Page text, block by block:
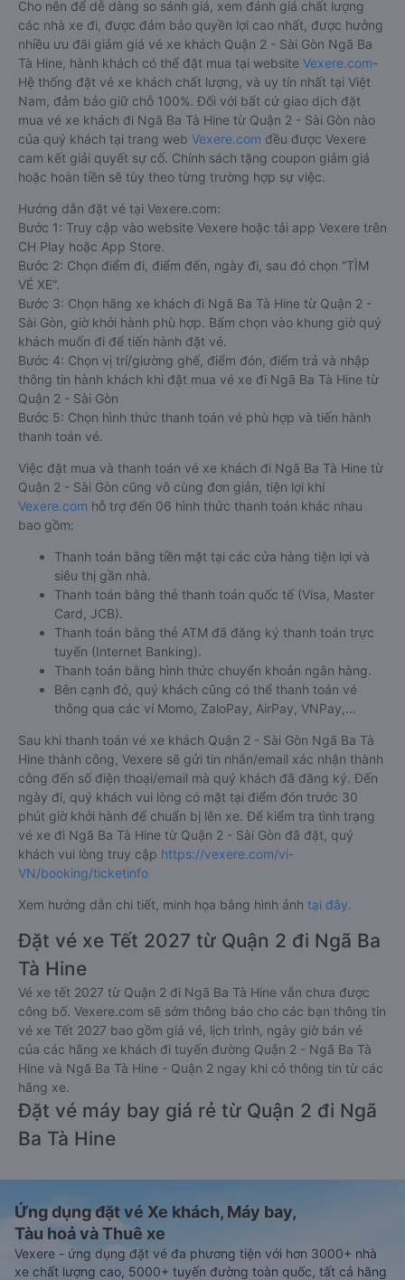
Cho nên để dễ dàng so sánh giá, xem đánh giá chất lượng
các nhà xe đi, được đảm bảo quyền lợi cao nhất, được hưởng
nhiều ưu đãi giảm giá vé xe khách Quận 2 - Sài Gòn Ngã Ba
Tà Hine, hành khách có thể đặt mua tại website Vexere.com-
Hệ thống đặt vé xe khách chất lượng, và uy tín nhất tại Việt
Nam, đảm bảo giữ chỗ 100%. Đối với bất cứ giao dịch đặt
mua vé xe khách đi Ngã Ba Tà Hine từ Quận 2 - Sài Gòn nào
của quý khách tại trang web Vexere.com đều được Vexere
cam kết giải quyết sự cố. Chính sách tặng coupon giảm giá
hoặc hoàn tiền sẽ tùy theo từng trường hợp sự việc.
Hướng dẫn đặt vé tại Vexere.com:
Bước 1: Truy cập vào website Vexere hoặc tải app Vexere trên
CH Play hoặc App Store.
Bước 2: Chọn điểm đi, điểm đến, ngày đi, sau đó chọn “TÌM
VÉ XE”.
Bước 3: Chọn hãng xe khách đi Ngã Ba Tà Hine từ Quận 2 -
Sài Gòn, giờ khởi hành phù hợp. Bấm chọn vào khung giờ quý
khách muốn đi để tiến hành đặt vé.
Bước 4: Chọn vị trí/giường ghế, điểm đón, điểm trả và nhập
thông tin hành khách khi đặt mua vé xe đi Ngã Ba Tà Hine từ
Quận 2 - Sài Gòn
Bước 5: Chọn hình thức thanh toán vé phù hợp và tiến hành
thanh toán vé.
Việc đặt mua và thanh toán vé xe khách đi Ngã Ba Tà Hine từ
Quận 2 - Sài Gòn cũng vô cùng đơn giản, tiện lợi khi
Vexere.com hỗ trợ đến 06 hình thức thanh toán khác nhau
bao gồm:
Thanh toán bằng tiền mặt tại các cửa hàng tiện lợi và
siêu thị gần nhà.
Thanh toán bằng thẻ thanh toán quốc tế (Visa, Master
Card, JCB).
Thanh toán bằng thẻ ATM đã đăng ký thanh toán trực
tuyến (Internet Banking).
Thanh toán bằng hình thức chuyển khoản ngân hàng.
Bên cạnh đó, quý khách cũng có thể thanh toán vé
thông qua các ví Momo, ZaloPay, AirPay, VNPay,…
Sau khi thanh toán vé xe khách Quận 2 - Sài Gòn Ngã Ba Tà
Hine thành công, Vexere sẽ gửi tin nhắn/email xác nhận thành
công đến số điện thoại/email mà quý khách đã đăng ký. Đến
ngày đi, quý khách vui lòng có mặt tại điểm đón trước 30
phút giờ khởi hành để chuẩn bị lên xe. Để kiểm tra tình trạng
vé xe đi Ngã Ba Tà Hine từ Quận 2 - Sài Gòn đã đặt, quý
khách vui lòng truy cập https://vexere.com/vi-
VN/booking/ticketinfo
Xem hướng dẫn chi tiết, minh họa bằng hình ảnh tại đây.
Đặt vé xe Tết 2027 từ Quận 2 đi Ngã Ba
Tà Hine
Vé xe tết 2027 từ Quận 2 đi Ngã Ba Tà Hine vẫn chưa được
công bố. Vexere.com sẽ sớm thông báo cho các bạn thông tin
vé xe Tết 2027 bao gồm giá vé, lịch trình, ngày giờ bán vé
của các hãng xe khách đi tuyến đường Quận 2 - Ngã Ba Tà
Hine và Ngã Ba Tà Hine - Quận 2 ngay khi có thông tin từ các
hãng xe.
Đặt vé máy bay giá rẻ từ Quận 2 đi Ngã
Ba Tà Hine
Ứng dụng đặt vé Xe khách, Máy bay,
Tàu hoả và Thuê xe
Vexere - ứng dụng đặt vé đa phương tiện với hơn 3000+ nhà
xe chất lượng cao, 5000+ tuyến đường toàn quốc, tất cả hãng